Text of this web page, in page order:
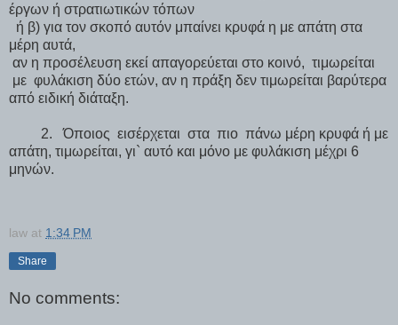
έργων ή στρατιωτικών τόπων
ή β) για τον σκοπό αυτόν μπαίνει κρυφά η με απάτη στα
μέρη αυτά,
αν η προσέλευση εκεί απαγορεύεται στο κοινό, τιμωρείται
με φυλάκιση δύο ετών, αν η πράξη δεν τιμωρείται βαρύτερα
από ειδική διάταξη.
2. Όποιος εισέρχεται στα πιο πάνω μέρη κρυφά ή με
απάτη, τιμωρείται, γι` αυτό και μόνο με φυλάκιση μέχρι 6
μηνών.
law at 1:34 PM
Share
No comments: